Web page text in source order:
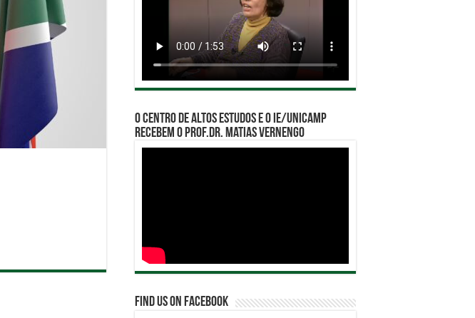
O Centro de Altos Estudos e o IE/Unicamp
recebem o Prof.Dr. Matias Vernengo
Find us on Facebook